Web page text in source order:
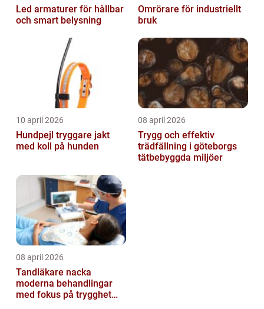
Led armaturer för hållbar
och smart belysning
Omrörare för industriellt
bruk
10 april 2026
Hundpejl tryggare jakt
med koll på hunden
08 april 2026
Trygg och effektiv
trädfällning i göteborgs
tätbebyggda miljöer
08 april 2026
Tandläkare nacka
moderna behandlingar
med fokus på trygghet